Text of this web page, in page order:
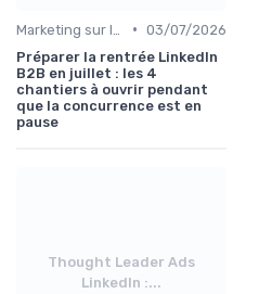
• 03/07/2026
Préparer la rentrée LinkedIn
B2B en juillet : les 4
chantiers à ouvrir pendant
que la concurrence est en
pause
Thought Leader Ads
LinkedIn :...